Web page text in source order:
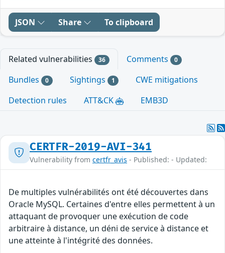
JSON Share To clipboard
Related vulnerabilities 36 Comments 0
Bundles 0 Sightings 1
CWE mitigations
Detection rules
ATT&CK EMB3D
CERTFR-2019-AVI-341
Vulnerability from certfr_avis - Published: - Updated:
De multiples vulnérabilités ont été découvertes dans
Oracle MySQL. Certaines d'entre elles permettent à un
attaquant de provoquer une exécution de code
arbitraire à distance, un déni de service à distance et
une atteinte à l'intégrité des données.